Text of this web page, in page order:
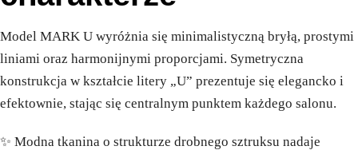
Model MARK U wyróżnia się minimalistyczną bryłą, prostymi
liniami oraz harmonijnymi proporcjami. Symetryczna
konstrukcja w kształcie litery „U” prezentuje się elegancko i
efektownie, stając się centralnym punktem każdego salonu.
✨ Modna tkanina o strukturze drobnego sztruksu nadaje